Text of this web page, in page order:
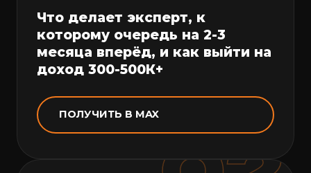
Что делает эксперт, к
которому очередь на 2-3
месяца вперёд, и как выйти на
доход 300-500К+
ПОЛУЧИТЬ В MAX